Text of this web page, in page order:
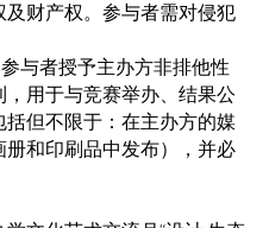
财产权。参与者需对侵犯
与者授予主办方非排他性
用于与竞赛举办、结果公
但不限于：在主办方的媒
和印刷品中发布），并必